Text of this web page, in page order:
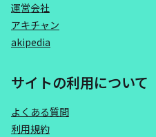
運営会社
アキチャン
akipedia
サイトの利用について
よくある質問
利用規約